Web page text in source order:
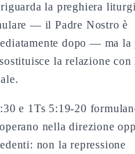
la preghiera
— il Padre Nostro è
dopo — ma la
la relazione con
e 1Ts 5:19-20
nella direzione
non la repressione